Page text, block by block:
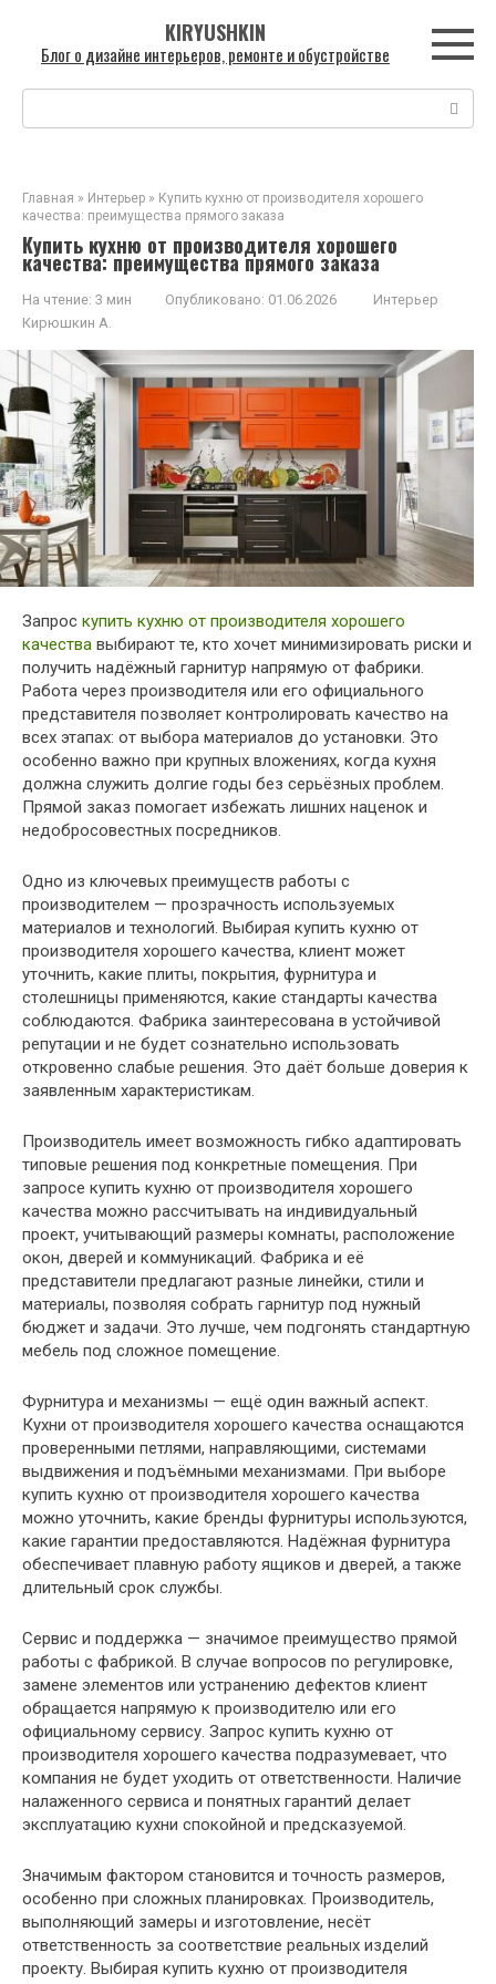
контенту
KIRYUSHKIN
Блог о дизайне интерьеров, ремонте и обустройстве
Поиск:
Главная » Интерьер » Купить кухню от производителя хорошего
качества: преимущества прямого заказа
Купить кухню от производителя хорошего
качества: преимущества прямого заказа
На чтение: 3 мин Опубликовано: 01.06.2026
Интерьер
Кирюшкин А.
Запрос купить кухню от производителя хорошего
качества выбирают те, кто хочет минимизировать риски и
получить надёжный гарнитур напрямую от фабрики.
Работа через производителя или его официального
представителя позволяет контролировать качество на
всех этапах: от выбора материалов до установки. Это
особенно важно при крупных вложениях, когда кухня
должна служить долгие годы без серьёзных проблем.
Прямой заказ помогает избежать лишних наценок и
недобросовестных посредников.
Одно из ключевых преимуществ работы с
производителем — прозрачность используемых
материалов и технологий. Выбирая купить кухню от
производителя хорошего качества, клиент может
уточнить, какие плиты, покрытия, фурнитура и
столешницы применяются, какие стандарты качества
соблюдаются. Фабрика заинтересована в устойчивой
репутации и не будет сознательно использовать
откровенно слабые решения. Это даёт больше доверия к
заявленным характеристикам.
Производитель имеет возможность гибко адаптировать
типовые решения под конкретные помещения. При
запросе купить кухню от производителя хорошего
качества можно рассчитывать на индивидуальный
проект, учитывающий размеры комнаты, расположение
окон, дверей и коммуникаций. Фабрика и её
представители предлагают разные линейки, стили и
материалы, позволяя собрать гарнитур под нужный
бюджет и задачи. Это лучше, чем подгонять стандартную
мебель под сложное помещение.
Фурнитура и механизмы — ещё один важный аспект.
Кухни от производителя хорошего качества оснащаются
проверенными петлями, направляющими, системами
выдвижения и подъёмными механизмами. При выборе
купить кухню от производителя хорошего качества
можно уточнить, какие бренды фурнитуры используются,
какие гарантии предоставляются. Надёжная фурнитура
обеспечивает плавную работу ящиков и дверей, а также
длительный срок службы.
Сервис и поддержка — значимое преимущество прямой
работы с фабрикой. В случае вопросов по регулировке,
замене элементов или устранению дефектов клиент
обращается напрямую к производителю или его
официальному сервису. Запрос купить кухню от
производителя хорошего качества подразумевает, что
компания не будет уходить от ответственности. Наличие
налаженного сервиса и понятных гарантий делает
эксплуатацию кухни спокойной и предсказуемой.
Значимым фактором становится и точность размеров,
особенно при сложных планировках. Производитель,
выполняющий замеры и изготовление, несёт
ответственность за соответствие реальных изделий
проекту. Выбирая купить кухню от производителя